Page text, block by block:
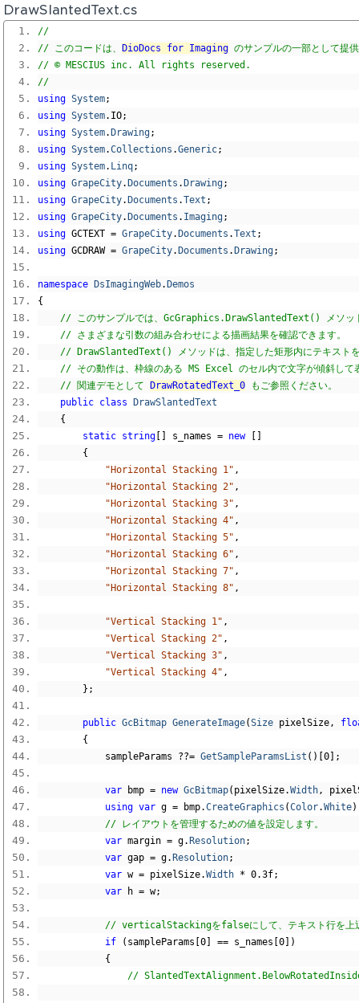
DrawSlantedText.cs
//
// このコードは、
DioDocs for Imaging のサンプルの一部として提
// © MESCIUS inc. All rights reserved.
//
using System;
using System. IO;
using System. Drawing;
using System.Collections .Generic;
using System. Linq;
using GrapeCity. Documents . Drawing;
using GrapeCity. Documents .Text ;
using GrapeCity. Documents . Imaging;
using GCTEXT = GrapeCity. Documents .Text ;
using GCDRAW = GrapeCity. Documents . Drawing;
namespace DsImagingWeb. Demos
{
// このサンプルでは、GcGraphics.DrawSlantedText() メソッ
// さまざまな引数の組み合わせによる描画結果を確認できます。
// DrawSlantedText() メソッドは、指定した矩形内にテキストを
// その動作は、枠線のある MS Excel のセル内で文字が傾斜して
// 関連デモとして
DrawRotatedText_0 もご参照ください。
public class
DrawSlantedText
{
static string s_names = new
{
"Horizontal Stacking 1" ,
"Horizontal Stacking 2" ,
"Horizontal Stacking 3" ,
"Horizontal Stacking 4" ,
"Horizontal Stacking 5" ,
"Horizontal Stacking 6" ,
"Horizontal Stacking 7" ,
"Horizontal Stacking 8" ,
"Vertical Stacking 1" ,
"Vertical Stacking 2" ,
"Vertical Stacking 3" ,
"Vertical Stacking 4" ,
};
public GcBitmap GenerateImage(Size pixelSize,
{
            sampleParams
??= GetSampleParamsList ()[ 0 ];
var bmp = new GcBitmap( pixelSize.Width,
using var g = bmp.CreateGraphics (Color.White
// レイアウトを管理するための値を設定します。
var margin = g. Resolution;
var gap = g. Resolution;
var w = pixelSize.Width * 0.3f;
var h = w;
// verticalStackingをfalseにして、テキスト行を上辺
if
( sampleParams 0 == s_names 0 ])
{
// SlantedTextAlignment.BelowRotatedInside を